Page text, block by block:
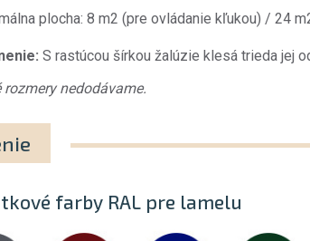
plocha: 8 m2 (pre ovládanie kľukou) / 24
S rastúcou šírkou žalúzie klesá trieda jej
rozmery nedodávame.
farby RAL pre lamelu